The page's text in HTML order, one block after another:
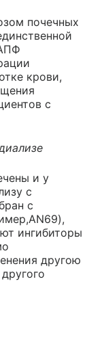
почечных
крови,
с
и у
с
с
ингибиторы
другою